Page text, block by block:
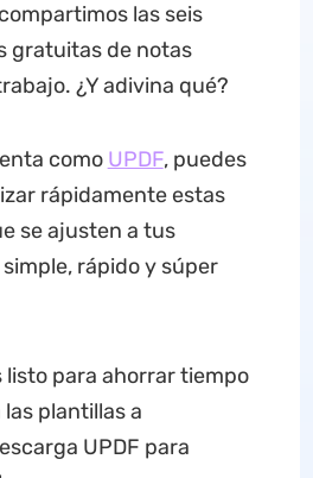
las seis
gratuitas de notas
¿Y adivina qué?
como UPDF, puedes
rápidamente estas
se ajusten a tus
simple, rápido y súper
listo para ahorrar tiempo
las plantillas a
UPDF para